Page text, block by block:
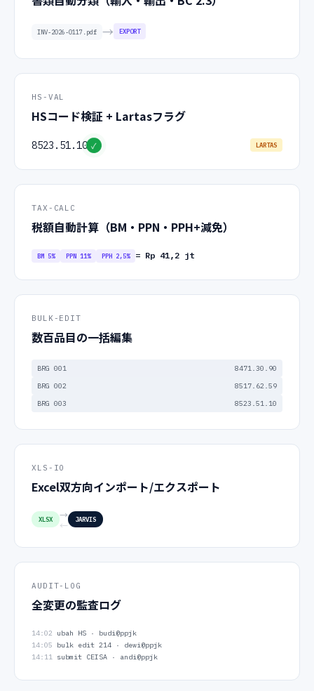
INV-2026-0117.pdf → BC 2.3
HS-VAL
HSコード検証 + Lartasフラグ
8523.51.10 ✓ LARTAS
TAX-CALC
税額自動計算（BM・PPN・PPH+減免）
BM 5% PPN 11% PPH 2,5% = Rp 41,2 jt
BULK-EDIT
数百品目の一括編集
BRG 001
8471.30.90
BRG 002
8517.62.59
BRG 003
8523.51.10
XLS-IO
Excel双方向インポート/エクスポート
XLSX
→
←
JARVIS
AUDIT-LOG
全変更の監査ログ
14:02
ubah HS · budi@ppjk
14:05
bulk edit 214 · dewi@ppjk
14:11 submit CEISA · andi@ppjk